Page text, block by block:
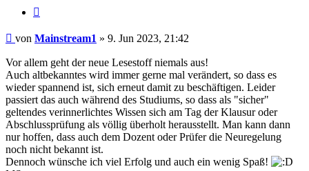
Beitrag
von Mainstream1 » 9. Jun 2023, 21:42
Vor allem geht der neue Lesestoff niemals aus!
Auch altbekanntes wird immer gerne mal verändert, so dass es
wieder spannend ist, sich erneut damit zu beschäftigen. Leider
passiert das auch während des Studiums, so dass als "sicher"
geltendes verinnerlichtes Wissen sich am Tag der Klausur oder
Abschlussprüfung als völlig überholt herausstellt. Man kann dann
nur hoffen, dass auch dem Dozent oder Prüfer die Neuregelung
noch nicht bekannt ist.
Dennoch wünsche ich viel Erfolg und auch ein wenig Spaß!